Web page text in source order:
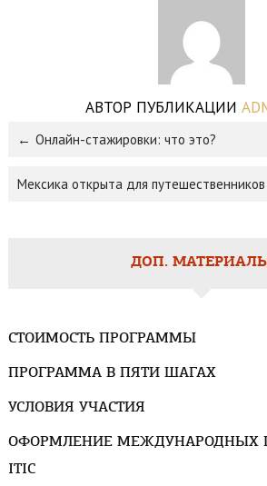
АВТОР ПУБЛИКАЦИИ
Онлайн-стажировки: что это?
Мексика открыта для путешественников
ДОП.
СТОИМОСТЬ ПРОГРАММЫ
ПРОГРАММА В ПЯТИ ШАГАХ
УСЛОВИЯ УЧАСТИЯ
ОФОРМЛЕНИЕ МЕЖДУНАРОДНЫХ
ITIC